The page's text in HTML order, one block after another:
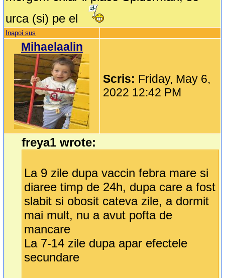
urca (si) pe el
Inapoi sus
Mihaelaalin
Scris: Friday, May 6,
2022 12:42 PM
freya1 wrote:
La 9 zile dupa vaccin febra mare si
diaree timp de 24h, dupa care a fost
slabit si obosit cateva zile, a dormit
mai mult, nu a avut pofta de
mancare
La 7-14 zile dupa apar efectele
secundare